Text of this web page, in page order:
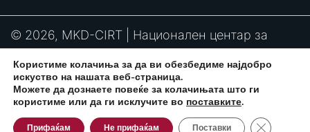
Користиме колачиња за да ви обезбедиме најдобро
искуство на нашата веб-страница.
Можете да дознаете повеќе за колачињата што ги
користиме или да ги исклучите во поставките.
Прифаќам Не прифаќам Поставки Close
© 2026, MKD-CIRT | Национален центар за
одговор на компјутерски инциденти
PGP
потпис
RFC2350 Политика за привантост
Развиено од:CPP Services